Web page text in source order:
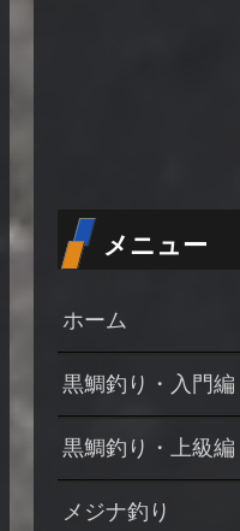
メニュー
ホーム
黒鯛釣り・入門編
黒鯛釣り・上級編
メジナ釣り